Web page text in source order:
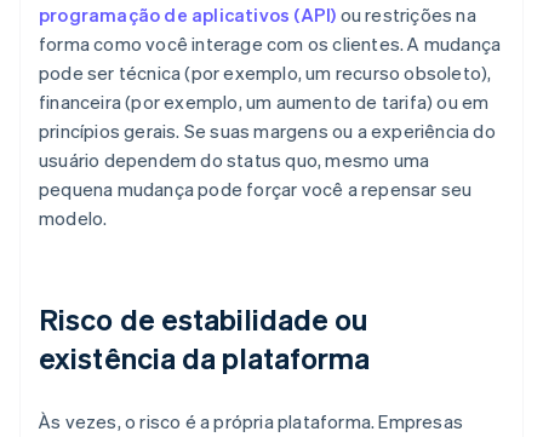
programação de aplicativos (API) ou restrições na
forma como você interage com os clientes. A mudança
pode ser técnica (por exemplo, um recurso obsoleto),
financeira (por exemplo, um aumento de tarifa) ou em
princípios gerais. Se suas margens ou a experiência do
usuário dependem do status quo, mesmo uma
pequena mudança pode forçar você a repensar seu
modelo.
Risco de estabilidade ou
existência da plataforma
Às vezes, o risco é a própria plataforma. Empresas